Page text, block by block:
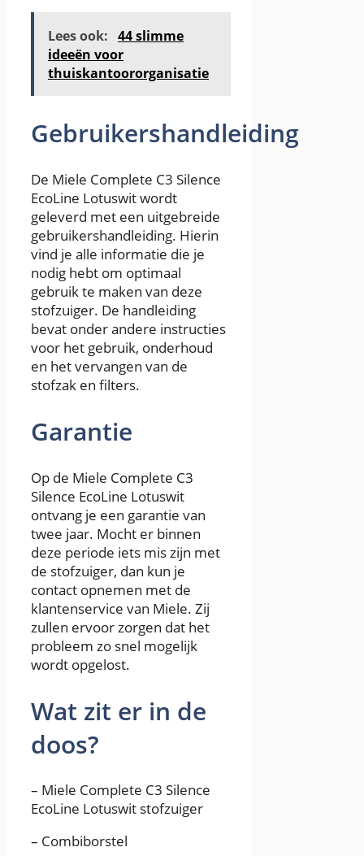
Lees ook: 44 slimme
ideeën voor
thuiskantoororganisatie
Gebruikershandleiding
De Miele Complete C3 Silence
EcoLine Lotuswit wordt
geleverd met een uitgebreide
gebruikershandleiding. Hierin
vind je alle informatie die je
nodig hebt om optimaal
gebruik te maken van deze
stofzuiger. De handleiding
bevat onder andere instructies
voor het gebruik, onderhoud
en het vervangen van de
stofzak en filters.
Garantie
Op de Miele Complete C3
Silence EcoLine Lotuswit
ontvang je een garantie van
twee jaar. Mocht er binnen
deze periode iets mis zijn met
de stofzuiger, dan kun je
contact opnemen met de
klantenservice van Miele. Zij
zullen ervoor zorgen dat het
probleem zo snel mogelijk
wordt opgelost.
Wat zit er in de
doos?
– Miele Complete C3 Silence
EcoLine Lotuswit stofzuiger
– Combiborstel